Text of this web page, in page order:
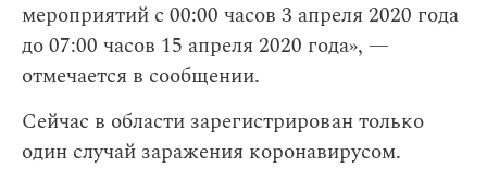
мероприятий с 00:00 часов 3 апреля 2020 года
до 07:00 часов 15 апреля 2020 года», —
отмечается в сообщении.
Сейчас в области зарегистрирован только
один случай заражения коронавирусом.